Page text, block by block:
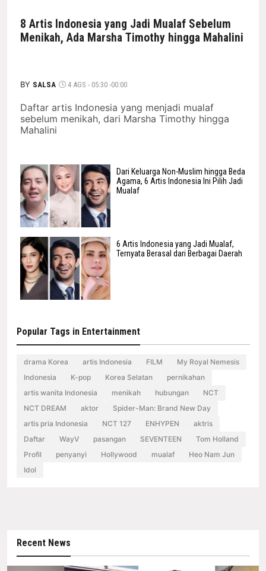
8 Artis Indonesia yang Jadi Mualaf Sebelum
Menikah, Ada Marsha Timothy hingga Mahalini
BY SALSA 4 AGS - 05:30 -00:00
Daftar artis Indonesia yang menjadi mualaf
sebelum menikah, dari Marsha Timothy hingga
Mahalini
Dari Keluarga Non-Muslim hingga Beda
Agama, 6 Artis Indonesia Ini Pilih Jadi
Mualaf
6 Artis Indonesia yang Jadi Mualaf,
Ternyata Berasal dari Berbagai Daerah
Popular Tags in Entertainment
drama Korea artis Indonesia FILM
My Royal Nemesis
Indonesia
K-pop Korea Selatan
pernikahan
artis wanita Indonesia
menikah hubungan
NCT
NCT DREAM
aktor
Spider-Man: Brand New Day
artis pria Indonesia
NCT 127 ENHYPEN
aktris
Daftar
WayV pasangan SEVENTEEN
Tom Holland
Profil
penyanyi Hollywood mualaf
Heo Nam Jun
Idol
Recent News